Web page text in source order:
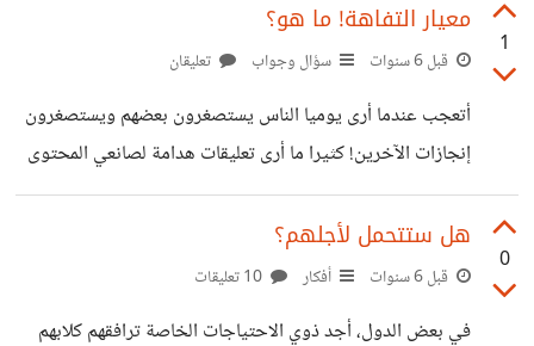
وتبحثون عن طريق آخر لتحقيق هدفكم؟
1
معيار التفاهة! ما هو؟
قبل 6 سنوات سؤال وجواب تعليقان
أتعجب عندما أرى يوميا الناس يستصغرون بعضهم ويستصغرون
إنجازات الآخرين! كثيرا ما أرى تعليقات هدامة لصانعي المحتوى
باليوتيوب على سبيل المثال، يرون الطبخ، والبحث عن الآثار،
والتجول حول العالم لرؤية الثقافات والبلاد المختلفة، وأحيانا
نشر الشخص ليومياته، كل ذلك يرونه تافها! هل الدنيا فقط أطباء،
0
هل ستتحمل لأجلهم؟
قبل 6 سنوات أفكار
في بعض الدول، أجد ذوي الاحتياجات الخاصة ترافقهم كلابهم